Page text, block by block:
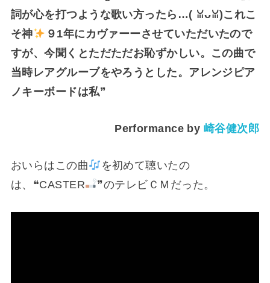
詞が心を打つような歌い方ったら…(⁠ ⁠ꈍ⁠ᴗ⁠ꈍ⁠)これこ
そ神
９1年にカヴァーーさせていただいたので
すが、今聞くとただただお恥ずかしい。この曲で
当時レアグルーブをやろうとした。アレンジピア
ノキーボードは私❞
Performance by 崎谷健次郎
おいらはこの曲
を初めて聴いたの
は、❝CASTER
❞のテレビＣＭだった。